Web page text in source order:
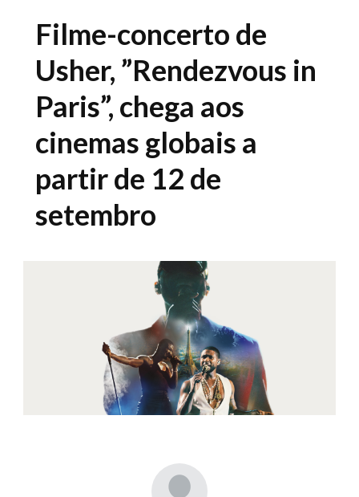
Filme-concerto de
Usher, ”Rendezvous in
Paris”, chega aos
cinemas globais a
partir de 12 de
setembro